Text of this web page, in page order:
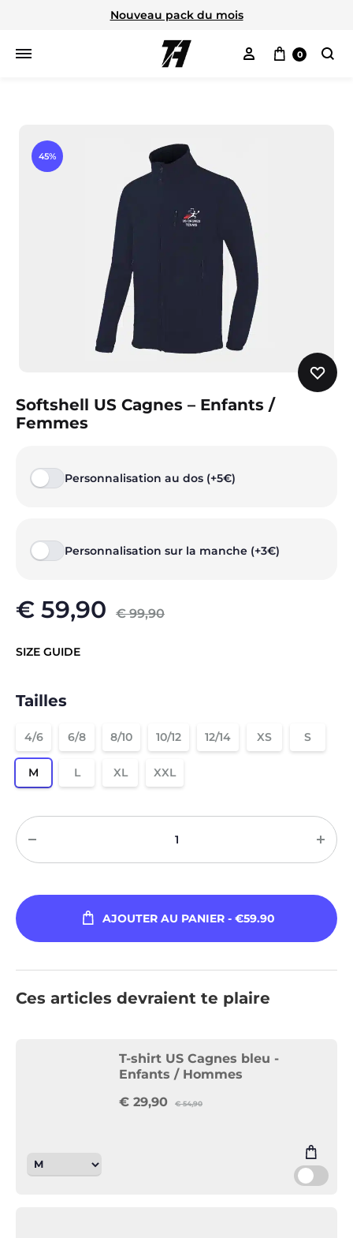
Nouveau pack du mois
Mon compte
Panier
0
45%
Softshell US Cagnes – Enfants /
Femmes
Personnalisation au dos (+5€)
Personnalisation sur la manche (+3€)
€ 59,90 €99,90
SIZE GUIDE
Tailles
4/6 6/8 8/10 10/12 12/14 XS S
M L XL XXL
Quantité
AJOUTER AU PANIER - €59.90
Ces articles devraient te plaire
T-shirt US Cagnes bleu -
Enfants / Hommes
€ 29,90 €54,90